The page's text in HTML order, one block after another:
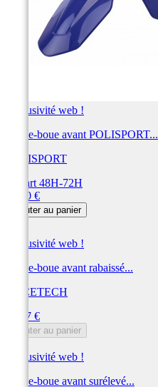
Exclusivité web !
Garde-boue avant POLISPORT...
POLISPORT
Départ 48H-72H
43,00 €
Ajouter au panier
Exclusivité web !
Garde-boue avant rabaissé...
RACETECH
41,27 €
Ajouter au panier
Exclusivité web !
Garde-boue avant surélevé...